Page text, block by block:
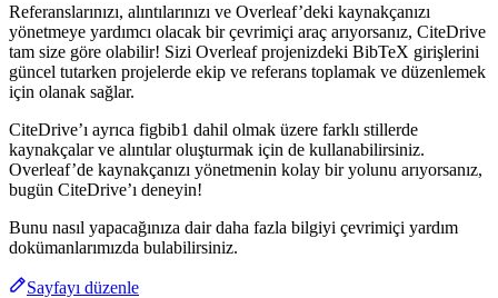
Referanslarınızı, alıntılarınızı ve Overleaf’deki kaynakçanızı
yönetmeye yardımcı olacak bir çevrimiçi araç arıyorsanız, CiteDrive
tam size göre olabilir! Sizi Overleaf projenizdeki BibTeX girişlerini
güncel tutarken projelerde ekip ve referans toplamak ve düzenlemek
için olanak sağlar.
CiteDrive’ı ayrıca figbib1 dahil olmak üzere farklı stillerde
kaynakçalar ve alıntılar oluşturmak için de kullanabilirsiniz.
Overleaf’de kaynakçanızı yönetmenin kolay bir yolunu arıyorsanız,
bugün CiteDrive’ı deneyin!
Bunu nasıl yapacağınıza dair daha fazla bilgiyi çevrimiçi yardım
dokümanlarımızda bulabilirsiniz.
Sayfayı düzenle